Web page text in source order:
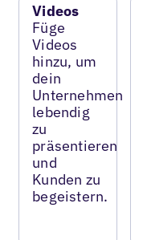
Videos
Füge
Videos
hinzu, um
dein
Unternehmen
lebendig
zu
präsentieren
und
Kunden zu
begeistern.